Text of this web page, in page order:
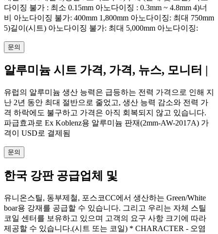
다이징 불가 : 최소 0.15mm 아노다이징 : 0.3mm ~ 4.8mm 4)너
비 아노다이징 불가: 400mm 1,800mm 아노다이징: 최대 750mm
5)길이(시트) 아노다이징 불가: 최대 5,000mm 아노다이징:
문의
알루미늄 시트 가격, 가격, 뉴스, 모니터 |
유럽의 알루미늄 생산 능력은 급등하는 전력 가격으로 인해 지
난 2년 동안 최대 절반으로 줄었고, 생산 능력 감소와 전력 가
격 하락에도 불구하고 가격은 아직 회복되지 않고 있습니다.
파급효과로 Ex Koblenz용 알루미늄 판재(2mm-AW-2017A) 가
격이 USD로 결제됨
문의
한국 강판 공급업체 및
유니온스틸, 동부제철, 포스코CC에서 생산하는 Green/White
boar용 강재를 공급할 수 있습니다. 그리고 우리는 자체 스틸
코일 센터를 보유하고 있으며 고객의 요구 사항 크기에 따라
제공할 수 있습니다.(시트 또는 코일) * CHARACTER - 오염